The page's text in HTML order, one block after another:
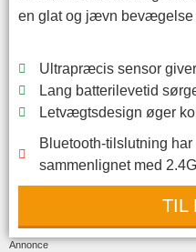
en glat og jævn bevægelse
Ultrapræcis sensor
Lang batterilevetid
Letvægtsdesign øger
Bluetooth-tilslutning
sammenlignet med
TIL
Annonce